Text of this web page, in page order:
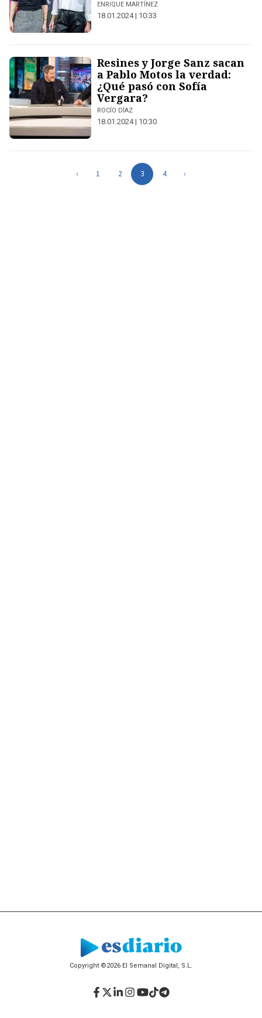
ENRIQUE MARTÍNEZ
18.01.2024 | 10:33
Resines y Jorge Sanz sacan
a Pablo Motos la verdad:
¿Qué pasó con Sofía
Vergara?
ROCÍO DÍAZ
18.01.2024 | 10:30
‹ 1 2 3 4 ›
Copyright ©2026 El Semanal Digital, S.L.
Facebook
Twitter
LinkedIn
Instagram
YouTube
TikTok
Telegram